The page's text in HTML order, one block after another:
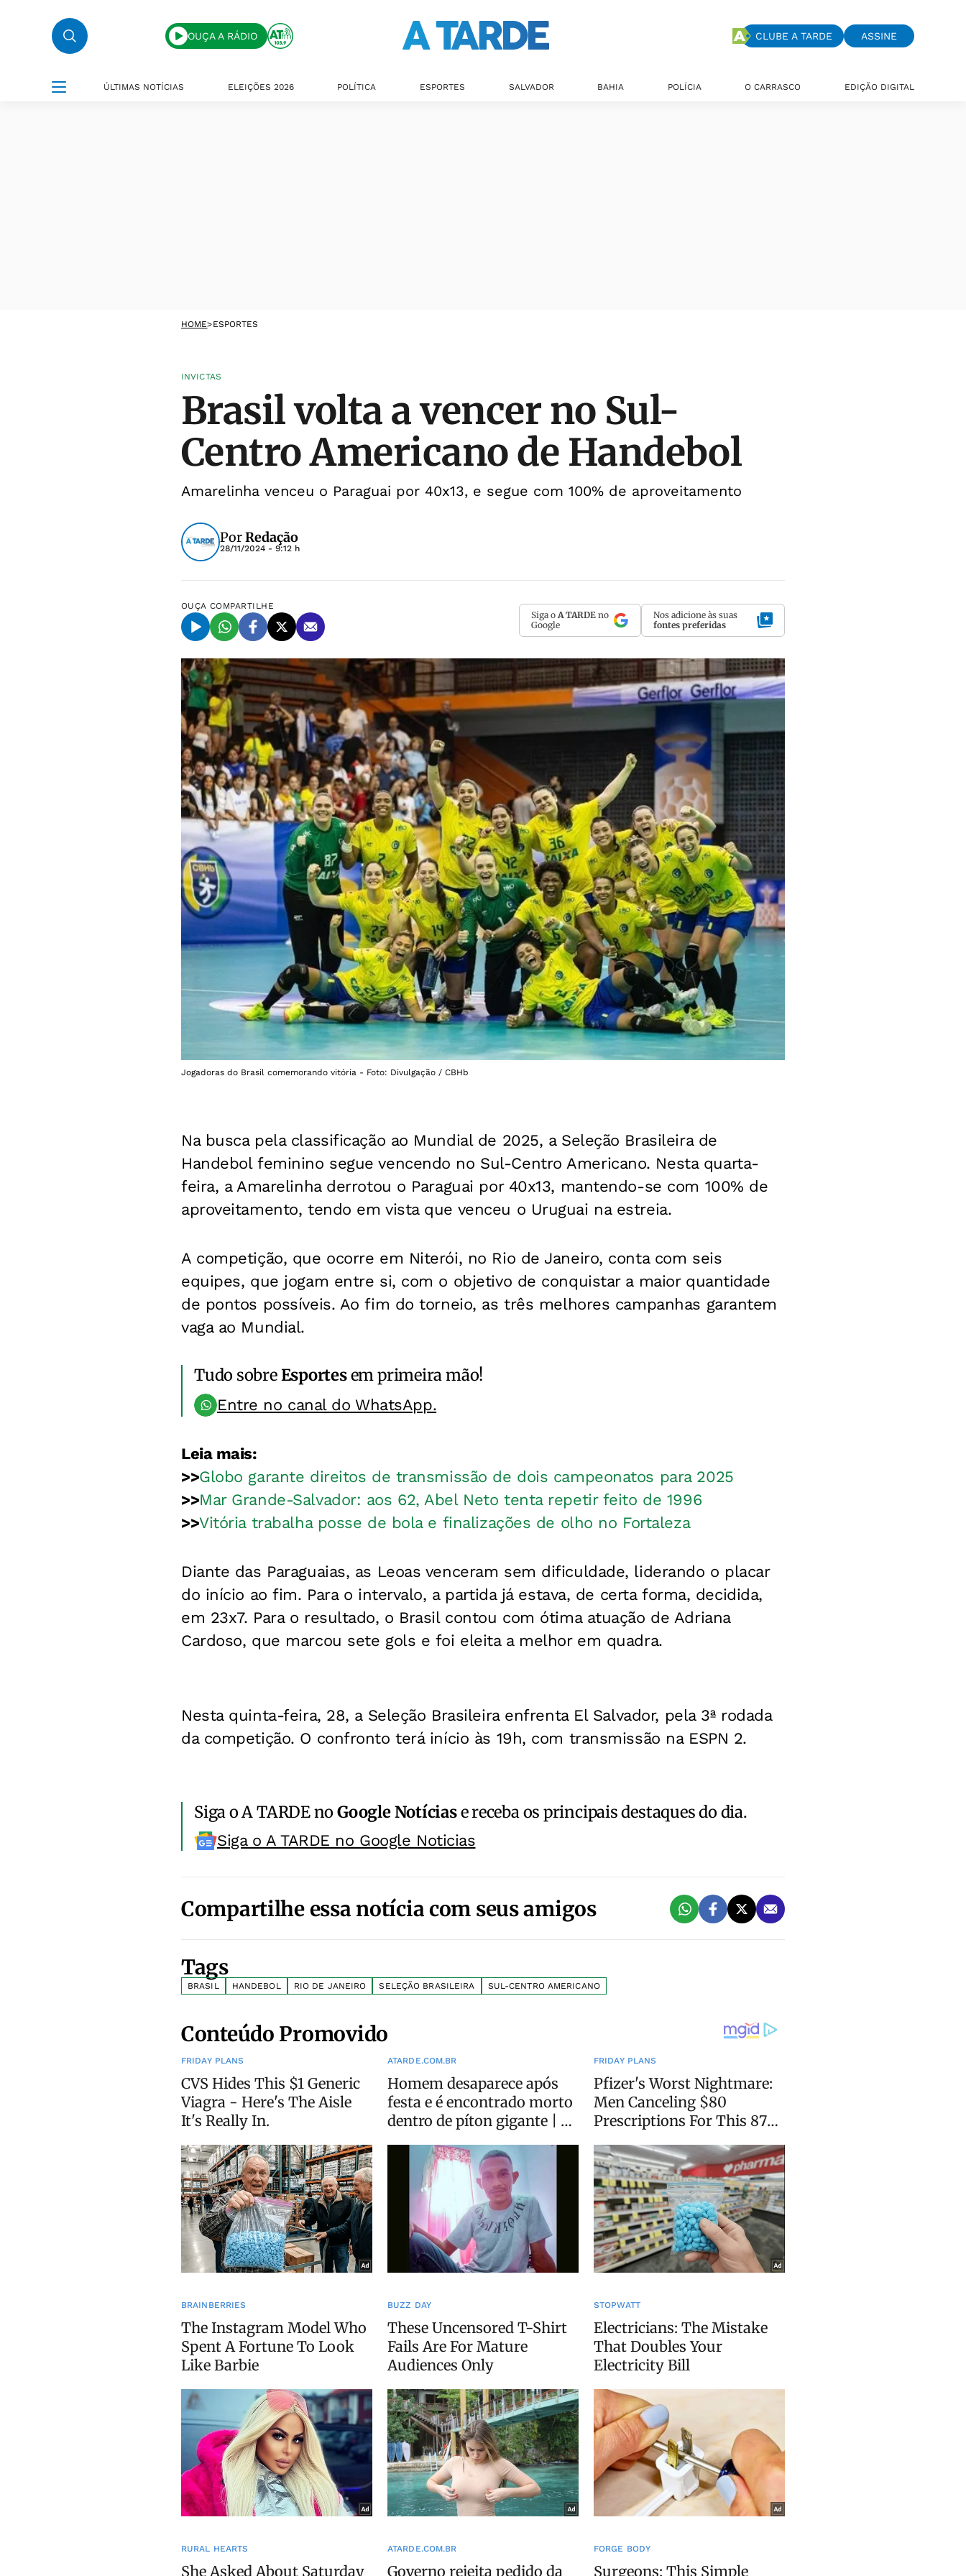
OUÇA A RÁDIO CLUBE A TARDE ASSINE
ÚLTIMAS NOTÍCIAS ELEIÇÕES 2026 POLÍTICA ESPORTES SALVADOR BAHIA POLÍCIA O CARRASCO EDIÇÃO DIGITAL
HOME>ESPORTES
INVICTAS
Brasil volta a vencer no Sul-
Centro Americano de Handebol
Amarelinha venceu o Paraguai por 40x13, e segue com 100% de aproveitamento
PorRedação
28/11/2024 - 9:12 h
OUÇA COMPARTILHE
Siga o A TARDE no
Google
Nos adicione às suas
fontes preferidas
Jogadoras do Brasil comemorando vitória - Foto: Divulgação / CBHb
Na busca pela classificação ao Mundial de 2025, a Seleção Brasileira de
Handebol feminino segue vencendo no Sul-Centro Americano. Nesta quarta-
feira, a Amarelinha derrotou o Paraguai por 40x13, mantendo-se com 100% de
aproveitamento, tendo em vista que venceu o Uruguai na estreia.
A competição, que ocorre em Niterói, no Rio de Janeiro, conta com seis
equipes, que jogam entre si, com o objetivo de conquistar a maior quantidade
de pontos possíveis. Ao fim do torneio, as três melhores campanhas garantem
vaga ao Mundial.
Tudo sobreEsportesem primeira mão!
Entre no canal do WhatsApp.
Leia mais:
>>Globo garante direitos de transmissão de dois campeonatos para 2025
>>Mar Grande-Salvador: aos 62, Abel Neto tenta repetir feito de 1996
>>Vitória trabalha posse de bola e finalizações de olho no Fortaleza
Diante das Paraguaias, as Leoas venceram sem dificuldade, liderando o placar
do início ao fim. Para o intervalo, a partida já estava, de certa forma, decidida,
em 23x7. Para o resultado, o Brasil contou com ótima atuação de Adriana
Cardoso, que marcou sete gols e foi eleita a melhor em quadra.
Nesta quinta-feira, 28, a Seleção Brasileira enfrenta El Salvador, pela 3ª rodada
da competição. O confronto terá início às 19h, com transmissão na ESPN 2.
Siga o A TARDE noGoogle Notíciase receba os principais destaques do dia.
Siga o A TARDE no Google Noticias
Compartilhe essa notícia com seus amigos
Tags
BRASIL HANDEBOL RIO DE JANEIRO SELEÇÃO BRASILEIRA SUL-CENTRO AMERICANO